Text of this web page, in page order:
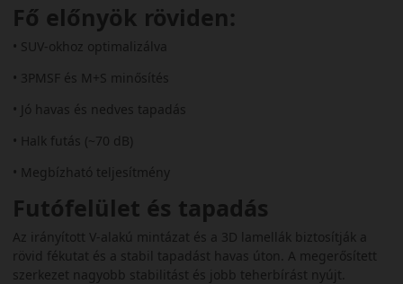
Fő előnyök röviden:
• SUV-okhoz optimalizálva
• 3PMSF és M+S minősítés
• Jó havas és nedves tapadás
• Halk futás (~70 dB)
• Megbízható teljesítmény
Futófelület és tapadás
Az irányított V-alakú mintázat és a 3D lamellák biztosítják a
rövid fékutat és a stabil tapadást havas úton. A megerősített
szerkezet nagyobb stabilitást és jobb teherbírást nyújt.